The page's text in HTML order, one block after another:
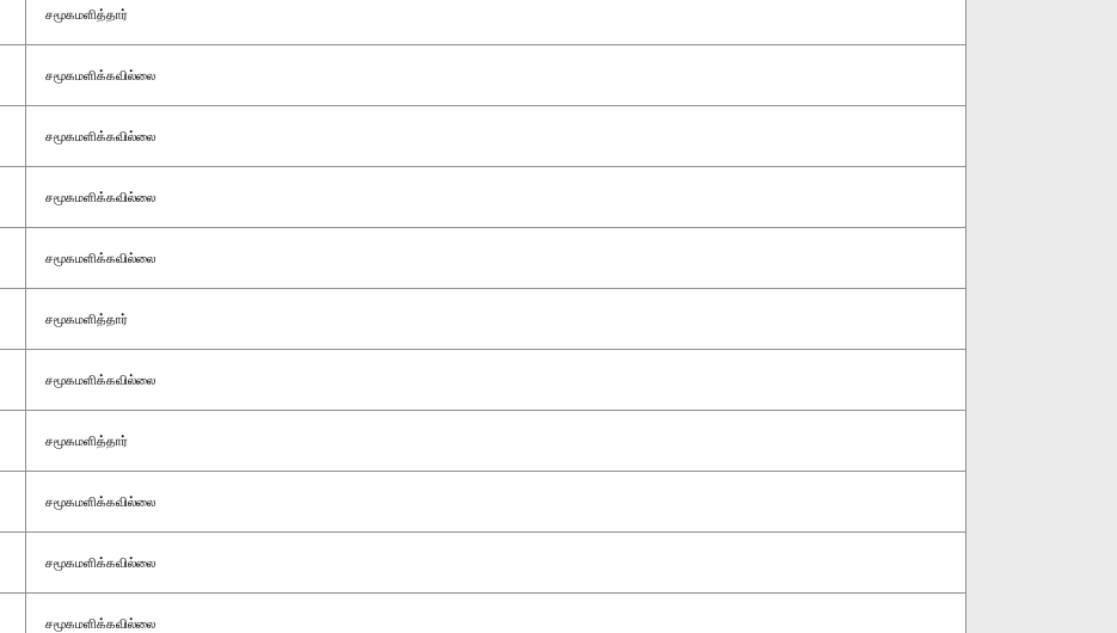
சமூகமளித்தார்
சமூகமளிக்கவில்லை
சமூகமளிக்கவில்லை
சமூகமளிக்கவில்லை
சமூகமளிக்கவில்லை
சமூகமளித்தார்
சமூகமளிக்கவில்லை
சமூகமளித்தார்
சமூகமளிக்கவில்லை
சமூகமளிக்கவில்லை
சமூகமளிக்கவில்லை